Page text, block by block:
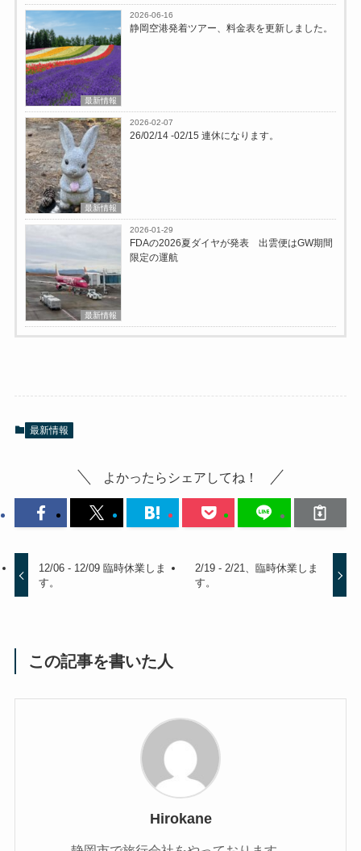
最新情報
2026-06-16
静岡空港発着ツアー、料金表を更新しました。
最新情報
2026-02-07
26/02/14 -02/15 連休になります。
最新情報
2026-01-29
FDAの2026夏ダイヤが発表 出雲便はGW期間
限定の運航
最新情報
よかったらシェアしてね！
12/06 - 12/09 臨時休業しま
す。
2/19 - 2/21、臨時休業しま
す。
この記事を書いた人
Hirokane